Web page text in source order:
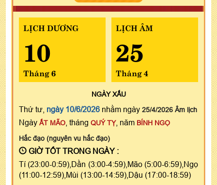
LỊCH DƯƠNG
10
Tháng 6
LỊCH ÂM
25
Tháng 4
NGÀYXẤU
Thứ tư, ngày 10/6/2026 nhằm ngày 25/4/2026 Âm lịch
Ngày ẤT MÃO , tháng QUÝ TỴ, năm BÍNH NGỌ
Hắc đạo (nguyên vu hắc đạo)
GIỜ TỐT TRONG NGÀY :
Tí (23:00-0:59),Dần (3:00-4:59),Mão (5:00-6:59),Ngọ
(11:00-12:59),Mùi (13:00-14:59),Dậu (17:00-18:59)